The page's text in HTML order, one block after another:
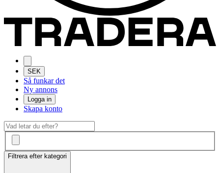
SEK
Så funkar det
Ny annons
Logga in
Skapa konto
Filtrera efter kategori